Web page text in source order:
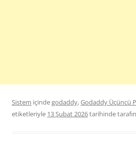
Sistem içindegodaddy,Godaddy Üçüncü
etiketleriyle 13 Şubat 2026tarihinde